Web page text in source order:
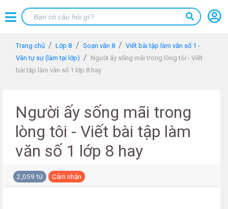
Trang chủ Lớp 8 Soạn văn 8
Viết bài tập làm văn số 1 -
Văn tự sự (làm tại lớp)
Người ấy sống mãi trong lòng tôi - Viết
bài tập làm văn số 1 lớp 8 hay
Người ấy sống mãi trong
lòng tôi - Viết bài tập làm
văn số 1 lớp 8 hay
2,059 từ Cảm nhận